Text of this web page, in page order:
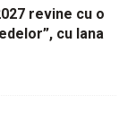
revine cu o
cu Iana